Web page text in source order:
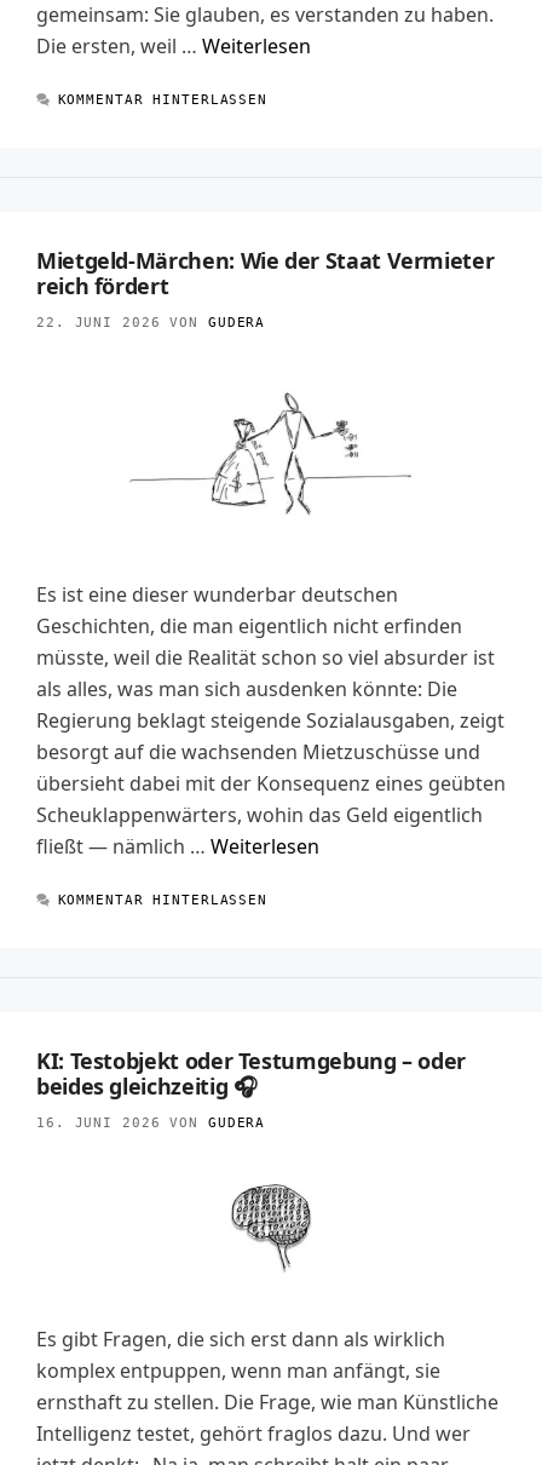
gemeinsam: Sie glauben, es verstanden zu haben.
Die ersten, weil … Weiterlesen
KOMMENTAR HINTERLASSEN
Mietgeld-Märchen: Wie der Staat Vermieter
reich fördert
22. JUNI 2026 VON GUDERA
Es ist eine dieser wunderbar deutschen
Geschichten, die man eigentlich nicht erfinden
müsste, weil die Realität schon so viel absurder ist
als alles, was man sich ausdenken könnte: Die
Regierung beklagt steigende Sozialausgaben, zeigt
besorgt auf die wachsenden Mietzuschüsse und
übersieht dabei mit der Konsequenz eines geübten
Scheuklappenwärters, wohin das Geld eigentlich
fließt — nämlich … Weiterlesen
KOMMENTAR HINTERLASSEN
KI: Testobjekt oder Testumgebung – oder
beides gleichzeitig 🎧
16. JUNI 2026 VON GUDERA
Es gibt Fragen, die sich erst dann als wirklich
komplex entpuppen, wenn man anfängt, sie
ernsthaft zu stellen. Die Frage, wie man Künstliche
Intelligenz testet, gehört fraglos dazu. Und wer